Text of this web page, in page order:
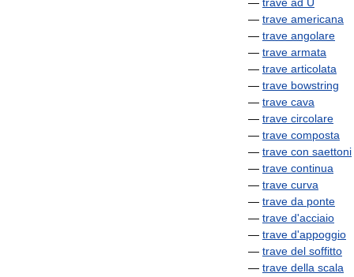
— trave americana
— trave angolare
— trave armata
— trave articolata
— trave bowstring
— trave cava
— trave circolare
— trave composta
— trave con saettoni
— trave continua
— trave curva
— trave da ponte
— trave d'acciaio
— trave d'appoggio
— trave del soffitto
— trave della scala